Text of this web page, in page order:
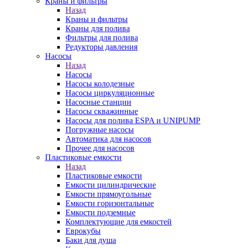
Назад
Краны и фильтры
Краны для полива
Фильтры для полива
Редукторы давления
Насосы
Назад
Насосы
Насосы колодезные
Насосы циркуляционные
Насосные станции
Насосы скважинные
Насосы для полива ESPA и UNIPUMP
Погружные насосы
Автоматика для насосов
Прочее для насосов
Пластиковые емкости
Назад
Пластиковые емкости
Емкости цилиндрические
Емкости прямоугольные
Емкости горизонтальные
Емкости подземные
Комплектующие для емкостей
Еврокубы
Баки для душа